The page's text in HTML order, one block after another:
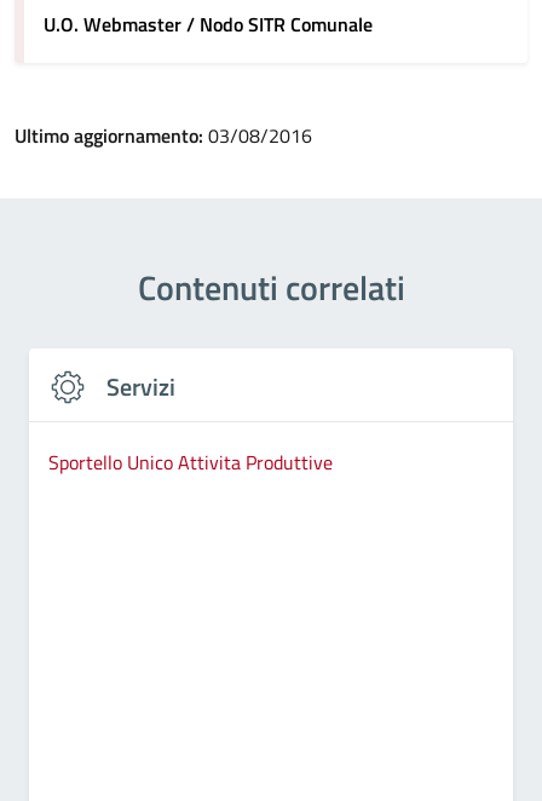
U.O. Webmaster / Nodo SITR Comunale
Ultimo aggiornamento: 03/08/2016
Contenuti correlati
Servizi
Sportello Unico Attivita Produttive